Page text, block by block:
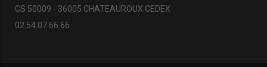
CS 50009 - 36005 CHATEAUROUX CEDEX
02.54.07.66.66